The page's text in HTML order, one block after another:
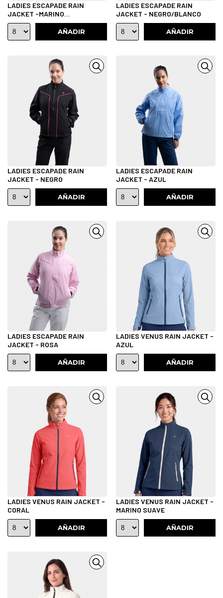
LADIES ESCAPADE RAIN
JACKET -MARINO
SUAVE/BLANCO
AÑADIR
LADIES ESCAPADE RAIN
JACKET - NEGRO/BLANCO
AÑADIR
LADIES ESCAPADE RAIN
JACKET - NEGRO
AÑADIR
LADIES ESCAPADE RAIN
JACKET - AZUL
AÑADIR
LADIES ESCAPADE RAIN
JACKET - ROSA
AÑADIR
LADIES VENUS RAIN JACKET -
AZUL
AÑADIR
LADIES VENUS RAIN JACKET -
CORAL
AÑADIR
LADIES VENUS RAIN JACKET -
MARINO SUAVE
AÑADIR